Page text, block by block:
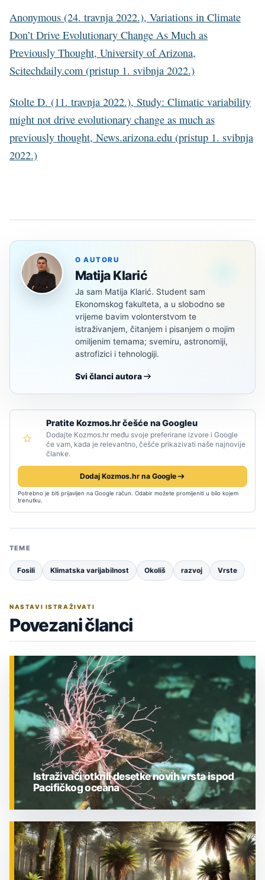
Anonymous (24. travnja 2022.), Variations in Climate
Don’t Drive Evolutionary Change As Much as
Previously Thought, University of Arizona,
Scitechdaily.com (pristup 1. svibnja 2022.)
Stolte D. (11. travnja 2022.), Study: Climatic variability
might not drive evolutionary change as much as
previously thought, News.arizona.edu (pristup 1. svibnja
2022.)
O AUTORU
Matija Klarić
Ja sam Matija Klarić. Student sam
Ekonomskog fakulteta, a u slobodno se
vrijeme bavim volonterstvom te
istraživanjem, čitanjem i pisanjem o mojim
omiljenim temama; svemiru, astronomiji,
astrofizici i tehnologiji.
Svi članci autora
Pratite Kozmos.hr češće na Googleu
Dodajte Kozmos.hr među svoje preferirane izvore i Google
će vam, kada je relevantno, češće prikazivati naše najnovije
članke.
Dodaj Kozmos.hr na Google
Potrebno je biti prijavljen na Google račun. Odabir možete promijeniti u bilo kojem
trenutku.
TEME
Fosili Klimatska varijabilnost Okoliš razvoj Vrste
NASTAVI ISTRAŽIVATI
Povezani članci
ZNANOST
Istraživači otkrili desetke novih vrsta ispod
Pacifičkog oceana